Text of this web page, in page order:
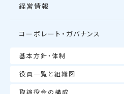
経営情報
コーポレート・ガバナンス
基本方針・体制
役員一覧と組織図
取締役会の構成